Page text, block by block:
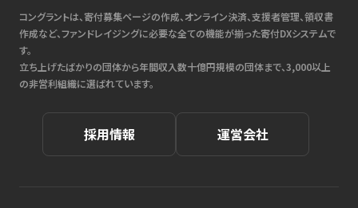
コングラントは、寄付募集ページの作成、オンライン決済、支援者管理、領収書
作成など、ファンドレイジングに必要な全ての機能が揃った寄付DXシステムで
す。
立ち上げたばかりの団体から年間収入数十億円規模の団体まで、3,000以上
の非営利組織に選ばれています。
採用情報 運営会社